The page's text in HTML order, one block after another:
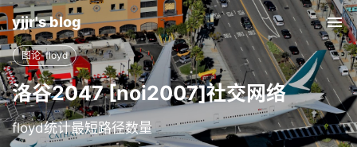
yjjr's blog
图论-floyd
洛谷2047 [noi2007]社交网络
floyd统计最短路径数量